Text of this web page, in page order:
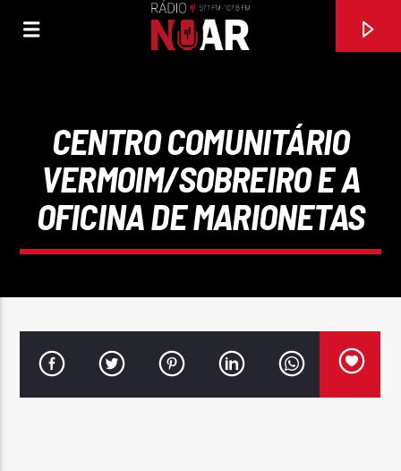
97.1FM E 107.8 FM
CENTRO COMUNITÁRIO
VERMOIM/SOBREIRO E A
OFICINA DE MARIONETAS